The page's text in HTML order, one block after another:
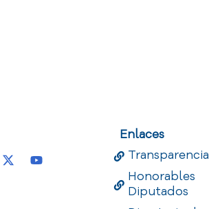
Enlaces
Transparencia
Honorables
Diputados